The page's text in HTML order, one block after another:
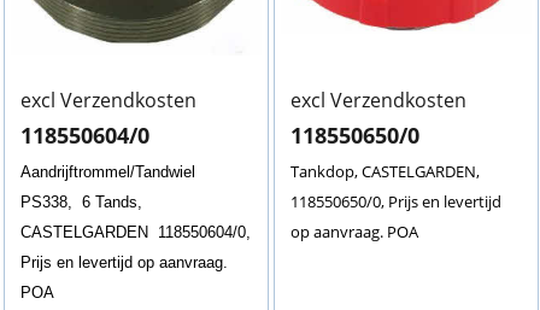
excl Verzendkosten
118550604/0
Aandrijftrommel/Tandwiel
PS338, 6 Tands,
CASTELGARDEN 118550604/0,
Prijs en levertijd op aanvraag.
POA
excl Verzendkosten
118550650/0
Tankdop, CASTELGARDEN,
118550650/0, Prijs en levertijd
op aanvraag. POA